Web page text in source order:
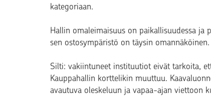
kategoriaan.
Hallin omaleimaisuus on paikallisuudessa ja
sen ostosympäristö on täysin
Silti: vakiintuneet instituutiot eivät tarkoita,
Kauppahallin korttelikin muuttuu.
avautuva oleskeluun ja vapaa-ajan viettoon